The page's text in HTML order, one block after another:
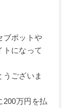
ブポットや
トになって
ございま
200万円を払